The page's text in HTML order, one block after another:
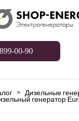
00-90
> Дизельные
генератор